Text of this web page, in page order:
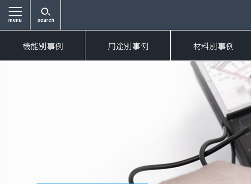
menu search
機能別事例 用途別事例 材料別事例